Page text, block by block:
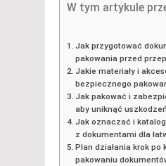
W tym artykule
Jak przygotować
pakowania przed
Jakie materiały i
bezpiecznego
Jak pakować i
aby uniknąć
Jak oznaczać i
z dokumentami dla
Plan działania krok po
pakowaniu